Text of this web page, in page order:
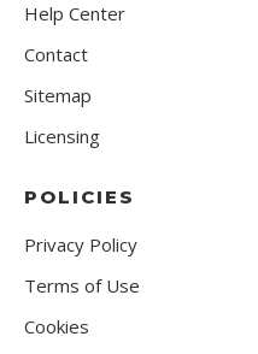
Help Center
Contact
Sitemap
Licensing
POLICIES
Privacy Policy
Terms of Use
Cookies